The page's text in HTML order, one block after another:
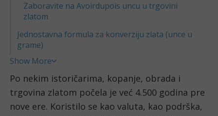
Zaboravite na Avoirdupois uncu u trgovini
zlatom
Jednostavna formula za konverziju zlata (unce u
grame)
Show More
Po nekim istoričarima, kopanje, obrada i
trgovina zlatom počela je već 4.500 godina pre
nove ere. Koristilo se kao valuta, kao podrška,